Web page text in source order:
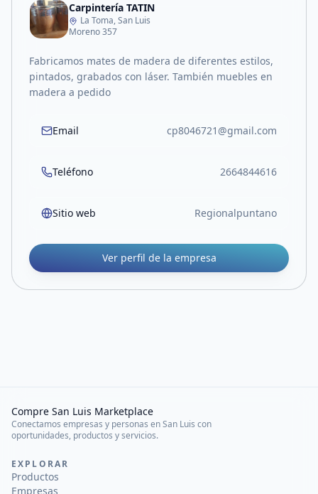
Carpintería TATIN
La Toma, San Luis
Moreno 357
Fabricamos mates de madera de diferentes estilos,
pintados, grabados con láser. También muebles en
madera a pedido
Email cp8046721@gmail.com
Teléfono 2664844616
Sitio web Regionalpuntano
Ver perfil de la empresa
Compre San Luis Marketplace
Conectamos empresas y personas en San Luis con
oportunidades, productos y servicios.
EXPLORAR
Productos
Empresas